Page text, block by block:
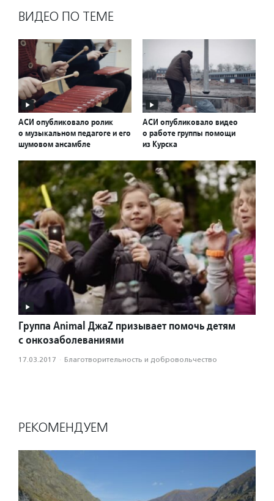
ВИДЕО ПО ТЕМЕ
АСИ опубликовало ролик
о музыкальном педагоге и его
шумовом ансамбле
АСИ опубликовало видео
о работе группы помощи
из Курска
Группа Animal ДжаZ призывает помочь детям
с онкозаболеваниями
17.03.2017 · Благотвори­тель­ность и доброволь­чест­во
РЕКОМЕНДУЕМ